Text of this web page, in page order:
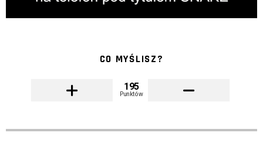
CO MYŚLISZ?
195
Punktów